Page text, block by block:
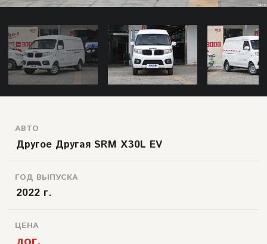
АВТО
Другое Другая SRM X30L EV
ГОД ВЫПУСКА
2022 г.
ЦЕНА